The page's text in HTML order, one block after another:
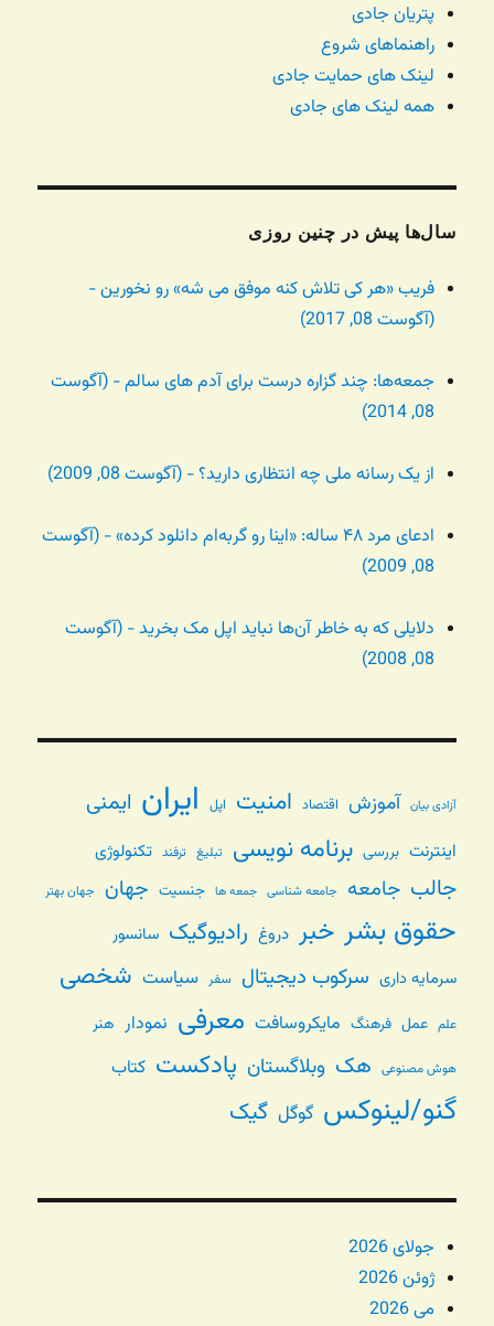
پتریان جادی
راهنماهای شروع
لینک های حمایت جادی
همه لینک های جادی
سال‌ها پیش در چنین روزی
فریب «هر کی تلاش کنه موفق می شه» رو نخورین -
(آگوست 08, 2017)
جمعه‌ها: چند گزاره درست برای آدم های سالم - (آگوست
08, 2014)
از یک رسانه ملی چه انتظاری دارید؟ - (آگوست 08, 2009)
ادعای مرد ۴۸ ساله: «اینا رو گربه‌ام دانلود کرده» - (آگوست
08, 2009)
دلایلی که به خاطر آن‌ها نباید اپل مک بخرید - (آگوست
08, 2008)
آزادی بیان آموزش اقتصاد امنیت اپل ایران ایمنی
اینترنت بررسی برنامه نویسی تبلیغ ترفند تکنولوژی
جالب جامعه جامعه شناسی جمعه ها جنسیت جهان جهان بهتر
حقوق بشر خبر دروغ رادیوگیک سانسور
سرمایه داری سرکوب دیجیتال سفر سیاست شخصی
علم عمل فرهنگ مایکروسافت معرفی نمودار هنر
هوش مصنوعی هک وبلاگستان پادکست کتاب
گنو/لینوکس گوگل گیک
جولای 2026
ژوئن 2026
می 2026